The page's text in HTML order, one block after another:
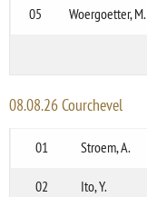
05 Woergoetter, M.
08.08.26 Courchevel
01
Stroem, A.
02 Ito, Y.